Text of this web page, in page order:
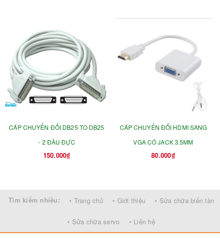
CÁP CHUYỂN ĐỔI DB25 TO DB25
- 2 ĐẦU ĐỰC
150.000₫
CÁP CHUYỂN ĐỔI HDMI SANG
VGA CÓ JACK 3.5MM
80.000₫
Tìm kiếm nhiều: • Trang chủ • Giới thiệu • Sửa chữa biến tần
• Sửa chữa servo • Liên hệ